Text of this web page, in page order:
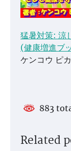
猛暑対策: 涼
(健康増進ブ
ケンコウ ピ
883
Related